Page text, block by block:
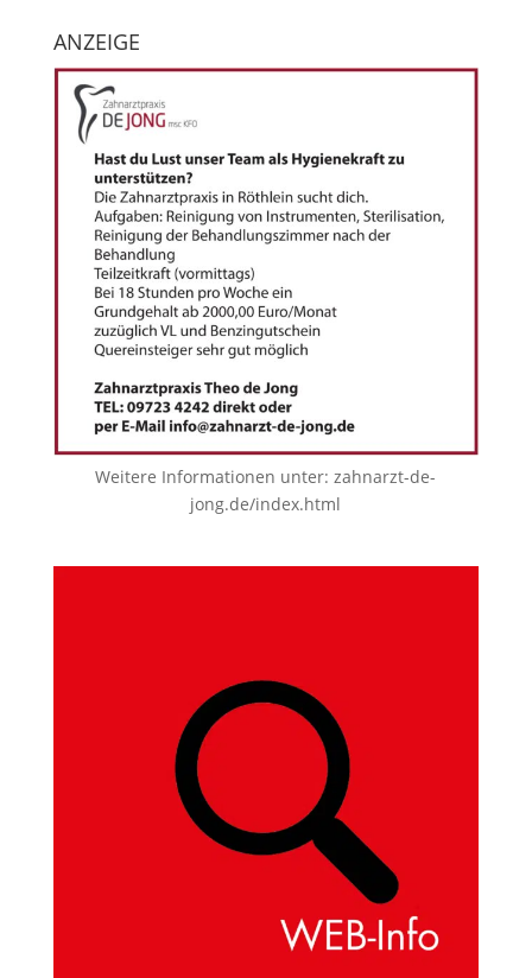
ANZEIGE
Weitere Informationen unter:zahnarzt-de-
jong.de/index.html